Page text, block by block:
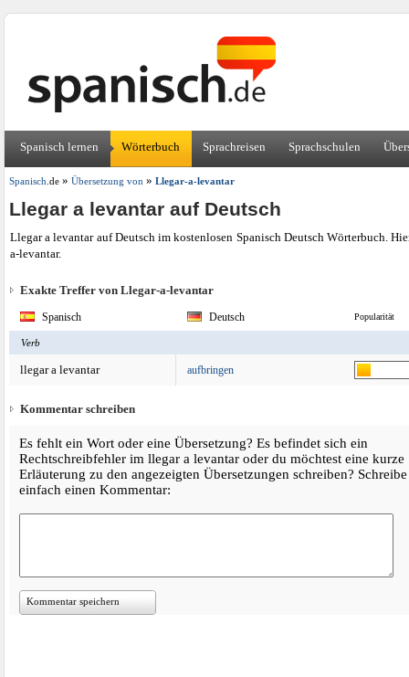
Spanisch lernen Wörterbuch Sprachreisen Sprachschulen
Spanisch .de» Übersetzung von» Llegar-a-levantar
Llegar a levantar auf Deutsch
Llegar a levantar auf Deutsch im kostenlosen Spanisch Deutsch Wörterbuch.
a-levantar.
Exakte Treffer von Llegar-a-levantar
Spanisch Deutsch Popularität
Verb
llegar a levantar aufbringen
Kommentar schreiben
Es fehlt ein Wort oder eine Übersetzung? Es befindet sich ein
Rechtschreibfehler im llegar a levantar oder du möchtest eine kurze
Erläuterung zu den angezeigten Übersetzungen schreiben? Schreibe
einfach einen Kommentar:
Kommentar speichern